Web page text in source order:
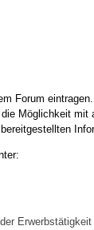
Forum
Möglichkeit mit